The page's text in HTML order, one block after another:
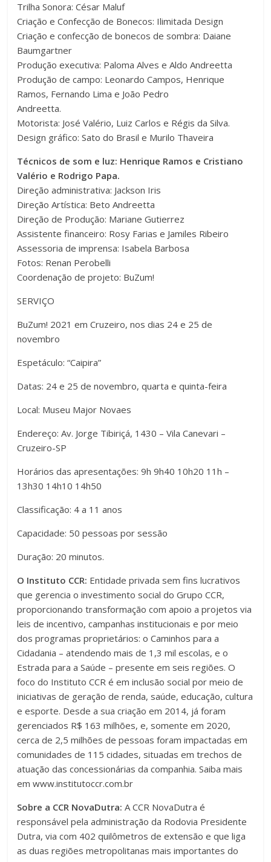
Trilha Sonora: César Maluf
Criação e Confecção de Bonecos: Ilimitada Design
Criação e confecção de bonecos de sombra: Daiane
Baumgartner
Produção executiva: Paloma Alves e Aldo Andreetta
Produção de campo: Leonardo Campos, Henrique
Ramos, Fernando Lima e João Pedro
Andreetta.
Motorista: José Valério, Luiz Carlos e Régis da Silva.
Design gráfico: Sato do Brasil e Murilo Thaveira
Técnicos de som e luz: Henrique Ramos e Cristiano
Valério e Rodrigo Papa.
Direção administrativa: Jackson Iris
Direção Artística: Beto Andreetta
Direção de Produção: Mariane Gutierrez
Assistente financeiro: Rosy Farias e Jamiles Ribeiro
Assessoria de imprensa: Isabela Barbosa
Fotos: Renan Perobelli
Coordenação de projeto: BuZum!
SERVIÇO
BuZum! 2021 em Cruzeiro, nos dias 24 e 25 de
novembro
Espetáculo: “Caipira”
Datas: 24 e 25 de novembro, quarta e quinta-feira
Local: Museu Major Novaes
Endereço: Av. Jorge Tibiriçá, 1430 – Vila Canevari –
Cruzeiro-SP
Horários das apresentações: 9h 9h40 10h20 11h –
13h30 14h10 14h50
Classificação: 4 a 11 anos
Capacidade: 50 pessoas por sessão
Duração: 20 minutos.
O Instituto CCR: Entidade privada sem fins lucrativos
que gerencia o investimento social do Grupo CCR,
proporcionando transformação com apoio a projetos via
leis de incentivo, campanhas institucionais e por meio
dos programas proprietários: o Caminhos para a
Cidadania – atendendo mais de 1,3 mil escolas, e o
Estrada para a Saúde – presente em seis regiões. O
foco do Instituto CCR é em inclusão social por meio de
iniciativas de geração de renda, saúde, educação, cultura
e esporte. Desde a sua criação em 2014, já foram
gerenciados R$ 163 milhões, e, somente em 2020,
cerca de 2,5 milhões de pessoas foram impactadas em
comunidades de 115 cidades, situadas em trechos de
atuação das concessionárias da companhia. Saiba mais
em www.institutoccr.com.br
Sobre a CCR NovaDutra:A CCR NovaDutra é
responsável pela administração da Rodovia Presidente
Dutra, via com 402 quilômetros de extensão e que liga
as duas regiões metropolitanas mais importantes do